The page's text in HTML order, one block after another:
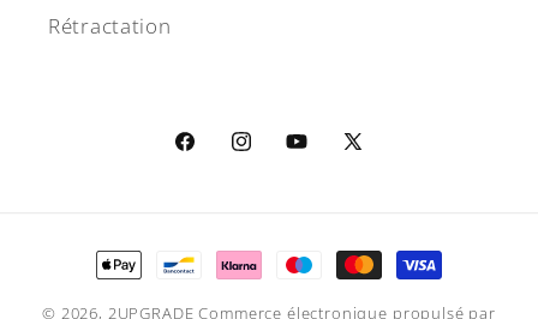
Rétractation
FacebookInstagramYouTube
X
Moyens
de
© 2026, 2UPGRADE Commerce électronique propulsé par